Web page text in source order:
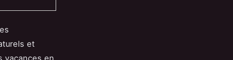
et
vacances en